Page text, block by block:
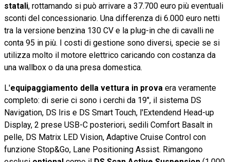
statali, rottamando si può arrivare a 37.700 euro più eventuali
sconti del concessionario. Una differenza di 6.000 euro netti
tra la versione benzina 130 CV e la plug-in che di cavalli ne
conta 95 in più. I costi di gestione sono diversi, specie se si
utilizza molto il motore elettrico caricando con costanza da
una wallbox o da una presa domestica.
L'equipaggiamento della vettura in prova era veramente
completo: di serie ci sono i cerchi da 19", il sistema DS
Navigation, DS Iris e DS Smart Touch, l'Extendend Head-up
Display, 2 prese USB-C posteriori, sedili Comfort Basalt in
pelle, DS Matrix LED Vision, Adaptive Cruise Control con
funzione Stop&Go, Lane Positioning Assist. Rimangono